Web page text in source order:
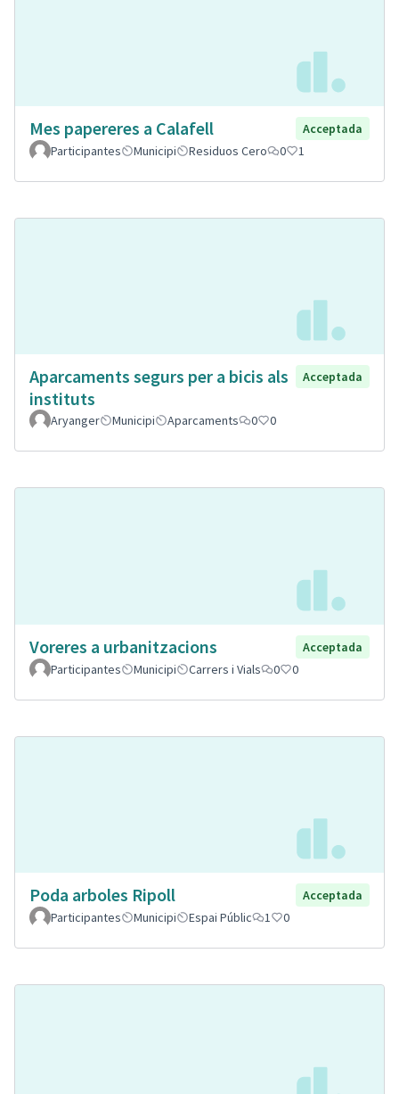
Mes papereres a Calafell
Acceptada
Participantes
Municipi Residuos Cero 0 1
Aparcaments segurs per a bicis als
instituts
Acceptada
Aryanger Municipi Aparcaments 0 0
Voreres a urbanitzacions
Acceptada
Participantes
Municipi Carrers i Vials 0 0
Poda arboles Ripoll
Acceptada
Participantes
Municipi Espai Públic 1 0